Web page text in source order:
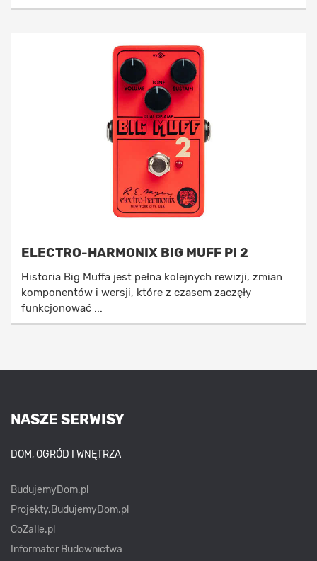
ELECTRO-HARMONIX BIG MUFF PI 2
Historia Big Muffa jest pełna kolejnych rewizji, zmian
komponentów i wersji, które z czasem zaczęły
funkcjonować ...
NASZE SERWISY
DOM, OGRÓD I WNĘTRZA
BudujemyDom.pl
Projekty.BudujemyDom.pl
CoZaIle.pl
Informator Budownictwa